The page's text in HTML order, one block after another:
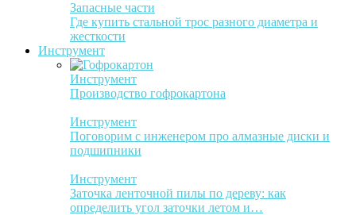
Запасные части
Где купить стальной трос разного диаметра и
жесткости
Инструмент
Инструмент
Производство гофрокартона
Инструмент
Поговорим с инженером про алмазные диски и
подшипники
Инструмент
Заточка ленточной пилы по дереву: как
определить угол заточки летом и…